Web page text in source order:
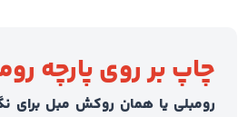
چاپ بر روی پارچه
رومبلی یا همان روکش مبل برای